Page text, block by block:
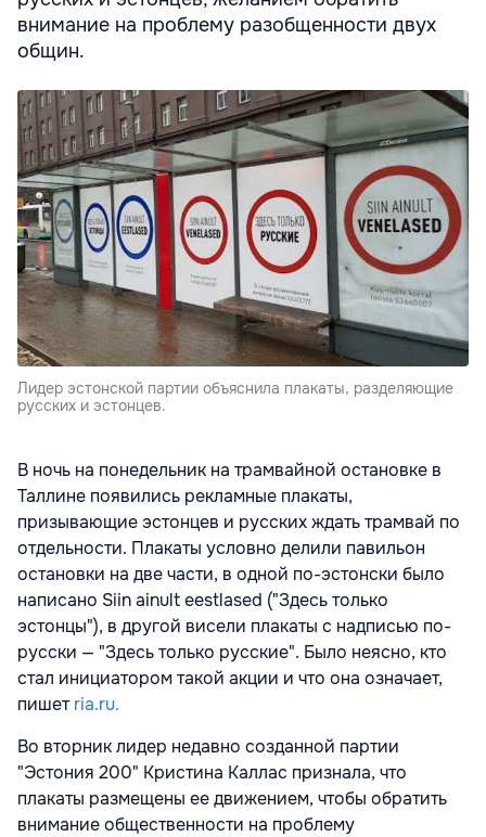
внимание на проблему разобщенности двух
общин.
Лидер эстонской партии объяснила плакаты, разделяющие
русских и эстонцев.
В ночь на понедельник на трамвайной остановке в
Таллине появились рекламные плакаты,
призывающие эстонцев и русских ждать трамвай по
отдельности. Плакаты условно делили павильон
остановки на две части, в одной по-эстонски было
написано Siin ainult eestlased ("Здесь только
эстонцы"), в другой висели плакаты с надписью по-
русски — "Здесь только русские". Было неясно, кто
стал инициатором такой акции и что она означает,
пишетria.ru.
Во вторник лидер недавно созданной партии
"Эстония 200" Кристина Каллас признала, что
плакаты размещены ее движением, чтобы обратить
внимание общественности на проблему